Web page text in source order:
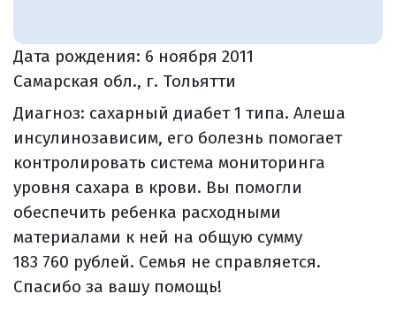
Дата рождения: 6 ноября 2011
Самарская обл., г. Тольятти
Диагноз: сахарный диабет 1 типа. Алеша
инсулинозависим, его болезнь помогает
контролировать система мониторинга
уровня сахара в крови. Вы помогли
обеспечить ребенка расходными
материалами к ней на общую сумму
183 760 рублей. Семья не справляется.
Спасибо за вашу помощь!